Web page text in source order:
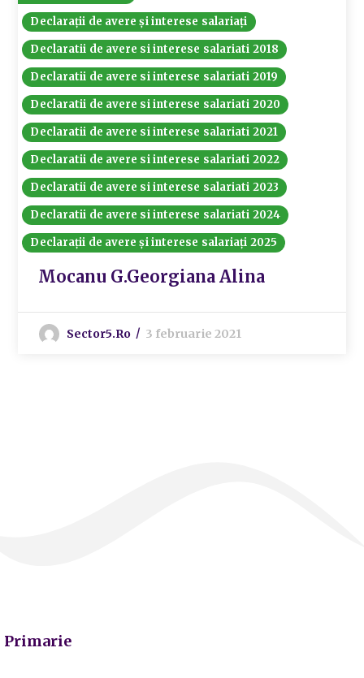
Declarații de avere și interese salariați
Declaratii de avere si interese salariati 2018
Declaratii de avere si interese salariati 2019
Declaratii de avere si interese salariati 2020
Declaratii de avere si interese salariati 2021
Declaratii de avere si interese salariati 2022
Declaratii de avere si interese salariati 2023
Declaratii de avere si interese salariati 2024
Declarații de avere și interese salariați 2025
Mocanu G.Georgiana Alina
Sector5.ro 3 februarie 2021
Primarie